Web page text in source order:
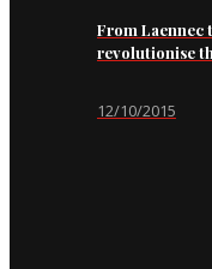
From Laennec
revolutionise
12/10/2015